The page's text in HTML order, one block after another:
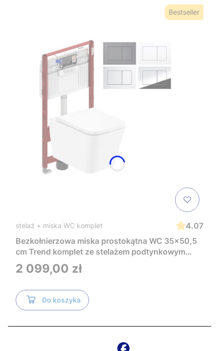
Bestseller
stelaż + miska WC komplet
4.07
Bezkołnierzowa miska prostokątna WC 35x50,5
cm Trend komplet ze stelażem podtynkowym
Tece i czarnym przyciskiem TeceNow
TR2216+Tece
Cena
2 099,00 zł
Do koszyka